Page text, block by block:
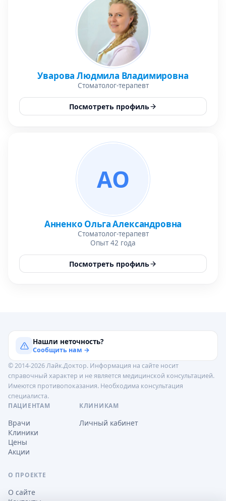
Уварова Людмила Владимировна
Стоматолог-терапевт
Посмотреть профиль
АО
Анненко Ольга Александровна
Стоматолог-терапевт
Опыт 42 года
Посмотреть профиль
Нашли неточность?
Сообщить нам →
© 2014-2026 Лайк.Доктор. Информация на сайте носит
справочный характер и не является медицинской консультацией.
Имеются противопоказания. Необходима консультация
специалиста.
ПАЦИЕНТАМ
Врачи
Клиники
Цены
Акции
КЛИНИКАМ
Личный кабинет
О ПРОЕКТЕ
О сайте